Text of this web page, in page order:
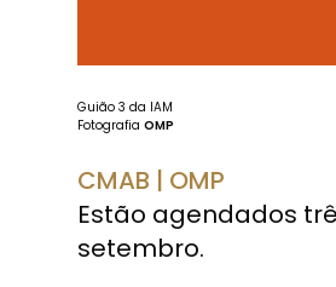
Guião 3 da IAM
Fotografia OMP
CMAB | OMP
Estão agendados
setembro.